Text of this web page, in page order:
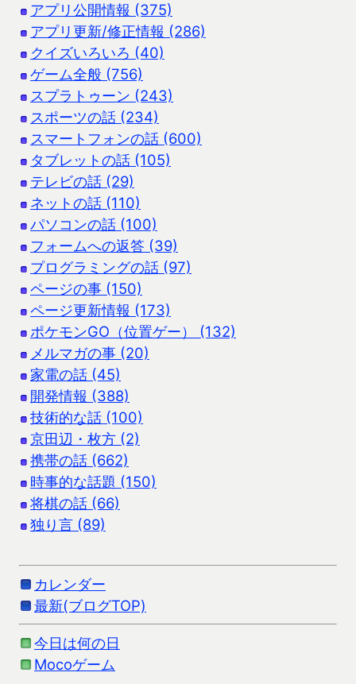
アプリ公開情報 (375)
アプリ更新/修正情報 (286)
クイズいろいろ (40)
ゲーム全般 (756)
スプラトゥーン (243)
スポーツの話 (234)
スマートフォンの話 (600)
タブレットの話 (105)
テレビの話 (29)
ネットの話 (110)
パソコンの話 (100)
フォームへの返答 (39)
プログラミングの話 (97)
ページの事 (150)
ページ更新情報 (173)
ポケモンGO（位置ゲー） (132)
メルマガの事 (20)
家電の話 (45)
開発情報 (388)
技術的な話 (100)
京田辺・枚方 (2)
携帯の話 (662)
時事的な話題 (150)
将棋の話 (66)
独り言 (89)
カレンダー
最新(ブログTOP)
今日は何の日
Mocoゲーム